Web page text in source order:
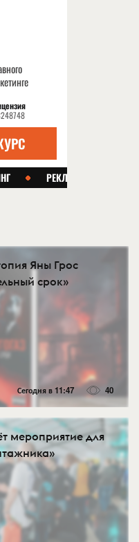
Яны Грос
срок»
Сегодня в 11:47 40
мероприятие для